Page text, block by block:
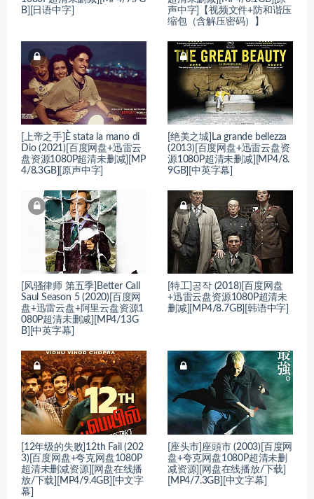
B][日语中字]
声中字]【视频文件+防和谐压
缩包（含解压密码）】
[上帝之手]È stata la mano di
Dio (2021)[百度网盘+迅雷云
盘资源1080P超清未删减][MP
4/8.3GB][原声中字]
[绝美之城]La grande bellezza
(2013)[百度网盘+迅雷云盘资
源1080P超清未删减][MP4/8.
9GB][中英字幕]
[风骚律师 第五季]Better Call
Saul Season 5 (2020)[百度网
盘+迅雷云盘+阿里云盘资源1
080P超清未删减][MP4/13G
B][中英字幕]
[特工]공작 (2018)[百度网盘
+迅雷云盘资源1080P超清未
删减][MP4/8.7GB][韩语中字]
[12年级的失败]12th Fail (202
3)[百度网盘+夸克网盘1080P
超清未删减资源][网盘在线播
放/下载][MP4/9.4GB][中文字
幕]
[座头市]座頭市 (2003)[百度网
盘+夸克网盘1080P超清未删
减资源][网盘在线播放/下载]
[MP4/7.3GB][中文字幕]